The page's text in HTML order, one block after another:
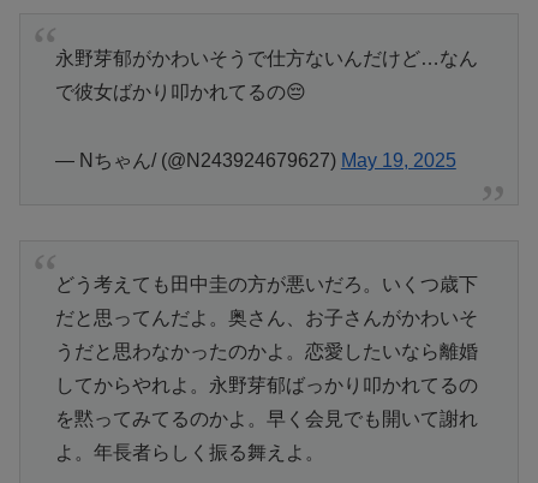
永野芽郁がかわいそうで仕方ないんだけど…なん
で彼女ばかり叩かれてるの😔
— Nちゃん/ (@N243924679627) May 19, 2025
どう考えても田中圭の方が悪いだろ。いくつ歳下
だと思ってんだよ。奥さん、お子さんがかわいそ
うだと思わなかったのかよ。恋愛したいなら離婚
してからやれよ。永野芽郁ばっかり叩かれてるの
を黙ってみてるのかよ。早く会見でも開いて謝れ
よ。年長者らしく振る舞えよ。